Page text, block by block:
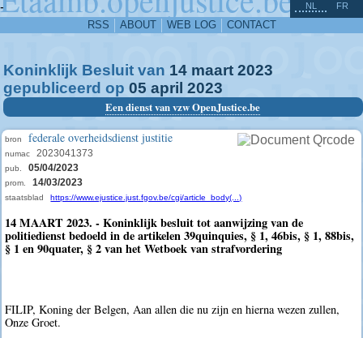
-
RSS ABOUT WEB LOG CONTACT
NL FR
Koninklijk Besluit van 14 maart 2023
gepubliceerd op 05 april 2023
Een dienst van vzw OpenJustice.be
bron federale overheidsdienst justitie
numac 2023041373
pub. 05/04/2023
prom. 14/03/2023
staatsblad https://www.ejustice.just.fgov.be/cgi/article_body(...)
14 MAART 2023. - Koninklijk besluit tot aanwijzing van de
politiedienst bedoeld in de artikelen 39quinquies, § 1, 46bis, § 1, 88bis,
§ 1 en 90quater, § 2 van het Wetboek van strafvordering
FILIP, Koning der Belgen, Aan allen die nu zijn en hierna wezen zullen,
Onze Groet.
^